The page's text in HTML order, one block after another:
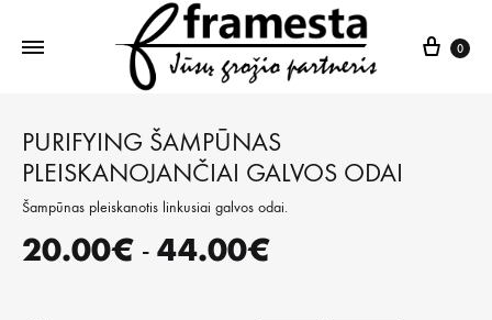
0
PURIFYING ŠAMPŪNAS
PLEISKANOJANČIAI GALVOS ODAI
Šampūnas pleiskanotis linkusiai galvos odai.
20.00€ - 44.00€